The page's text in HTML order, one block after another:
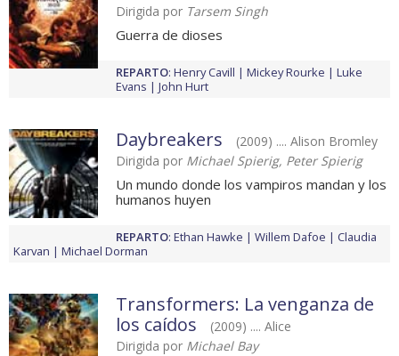
Dirigida por Tarsem Singh
Guerra de dioses
REPARTO: Henry Cavill Mickey Rourke
Luke
Evans
John Hurt
Daybreakers
(2009) .... Alison Bromley
Dirigida por Michael Spierig, Peter Spierig
Un mundo donde los vampiros mandan y los
humanos huyen
REPARTO: Ethan Hawke Willem Dafoe
Claudia
Karvan
Michael Dorman
Transformers: La venganza de
los caídos
(2009) .... Alice
Dirigida por Michael Bay